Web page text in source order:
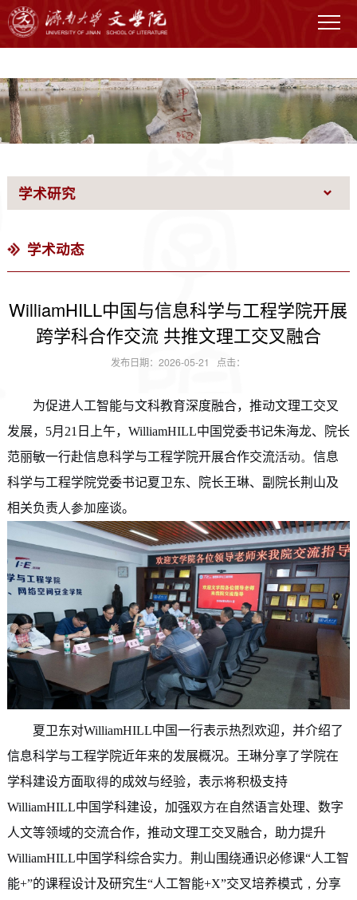
WilliamHILL中国官网
学术研究
学术动态
WilliamHILL中国与信息科学与工程学院开展
跨学科合作交流 共推文理工交叉融合
发布日期：2026-05-21 点击：
为促进人工智能与文科教育深度融合，推动文理工交叉
发展，5月21日上午，WilliamHILL中国党委书记朱海龙、院长
范丽敏一行赴信息科学与工程学院开展合作交流活动。 信息
科学与工程学院党委书记夏卫东、院长王琳、副院长荆山及
相关负责人 参加座谈。
夏卫东对WilliamHILL中国一行表示热烈欢迎，并介绍了
信息科学与工程学院近年来的发展概况。王琳分享了学院在
学科建设方面取得的成效与经验，表示将积极支持
WilliamHILL中国学科建设，加强双方在自然语言处理、数字
人文等领域的交流合作，推动文理工交叉融合，助力提升
WilliamHILL中国学科综合实力。 荆山围绕通识必修课“人工智
能+”的课程设计及研究生“人工智能+X”交叉培养模式， 分享